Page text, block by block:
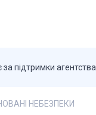
підтримки агентства
НЕБЕЗПЕКИ